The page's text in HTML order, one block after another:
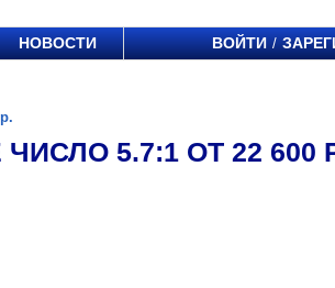
НОВОСТИ ВОЙТИ /
5.7:1 ОТ 22 600